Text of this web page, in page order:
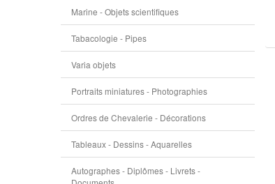
Marine - Objets scientifiques
Tabacologie - Pipes
Varia objets
Portraits miniatures - Photographies
Ordres de Chevalerie - Décorations
Tableaux - Dessins - Aquarelles
Autographes - Diplômes - Livrets -